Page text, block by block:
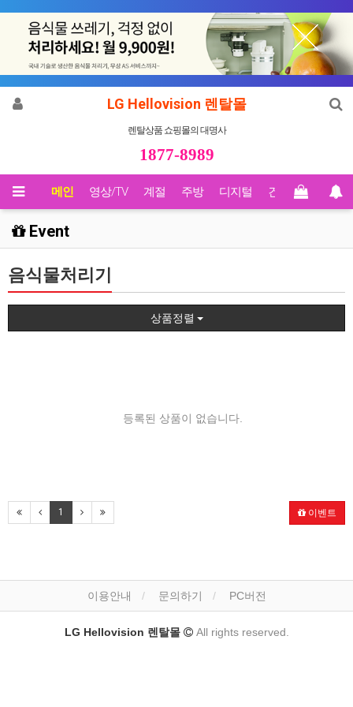
LG Hellovision 렌탈몰
렌탈상품 쇼핑몰의 대명사
1877-8989
메인 영상/TV 계절 주방 디지털 건강 Biz렌탈
Event
음식물처리기
상품정렬
등록된 상품이 없습니다.
1 이벤트
이용안내 문의하기 PC버전
LG Hellovision 렌탈몰 All rights reserved.